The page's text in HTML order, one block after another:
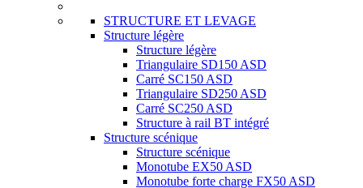
STRUCTURE ET LEVAGE
Structure légère
Structure légère
Triangulaire SD150 ASD
Carré SC150 ASD
Triangulaire SD250 ASD
Carré SC250 ASD
Structure à rail BT intégré
Structure scénique
Structure scénique
Monotube EX50 ASD
Monotube forte charge FX50 ASD